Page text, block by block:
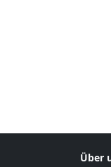
Über